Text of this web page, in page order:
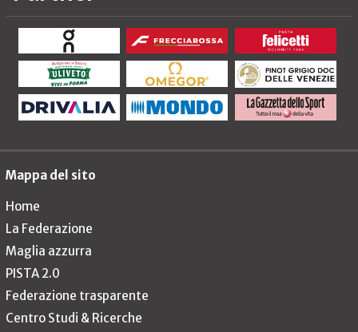
Mappa del sito
Home
La Federazione
Maglia azzurra
PISTA 2.0
Federazione trasparente
Centro Studi & Ricerche